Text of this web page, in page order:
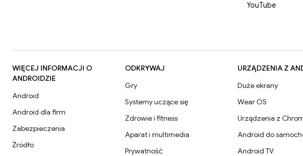
YouTube
WIĘCEJ INFORMACJI O
ANDROIDZIE
Android
Android dla firm
Zabezpieczenia
Źródło
ODKRYWAJ
Gry
Systemy uczące się
Zdrowie i fitness
Aparat i multimedia
Prywatność
URZĄDZENIA Z
Duże ekrany
Wear OS
Urządzenia z
Android do
Android TV